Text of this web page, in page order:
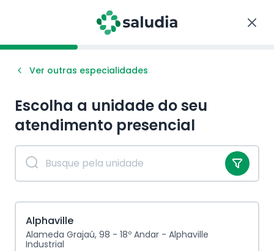
Ver outras especialidades
Escolha a unidade do seu
atendimento presencial
Alphaville
Alameda Grajaú, 98 - 18º Andar - Alphaville
Industrial